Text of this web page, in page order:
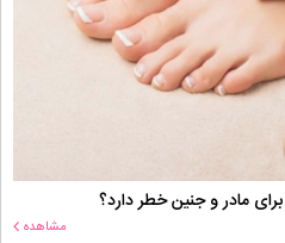
مادر و جنین خطر دارد؟
مشاهده